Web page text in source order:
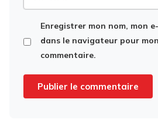
Enregistrer mon nom, mon
dans le navigateur pour
commentaire.